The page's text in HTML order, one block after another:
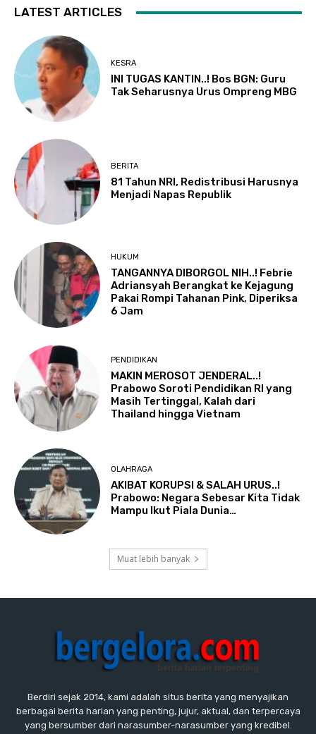
LATEST ARTICLES
KESRA
INI TUGAS KANTIN..! Bos BGN: Guru
Tak Seharusnya Urus Ompreng MBG
BERITA
81 Tahun NRI, Redistribusi Harusnya
Menjadi Napas Republik
HUKUM
TANGANNYA DIBORGOL NIH..! Febrie
Adriansyah Berangkat ke Kejagung
Pakai Rompi Tahanan Pink, Diperiksa
6 Jam
PENDIDIKAN
MAKIN MEROSOT JENDERAL..!
Prabowo Soroti Pendidikan RI yang
Masih Tertinggal, Kalah dari
Thailand hingga Vietnam
OLAHRAGA
AKIBAT KORUPSI & SALAH URUS..!
Prabowo: Negara Sebesar Kita Tidak
Mampu Ikut Piala Dunia…
Muat lebih banyak
Berdiri sejak 2014, kami adalah situs berita yang menyajikan
berbagai berita harian yang penting, jujur, aktual, dan terpercaya
yang bersumber dari narasumber-narasumber yang kredibel.